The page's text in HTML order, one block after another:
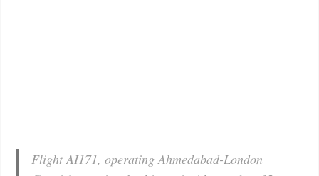
Flight AI171, operating Ahmedabad-London